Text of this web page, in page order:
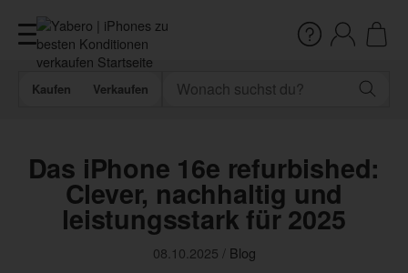
Kaufen Verkaufen
Das iPhone 16e refurbished:
Clever, nachhaltig und
leistungsstark für 2025
08.10.2025 / Blog